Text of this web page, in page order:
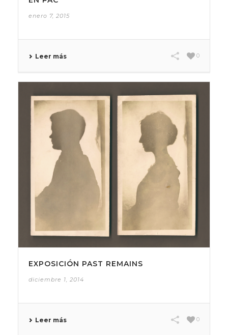
enero 7, 2015
Leer más 0
EXPOSICIÓN PAST REMAINS
diciembre 1, 2014
Leer más 0